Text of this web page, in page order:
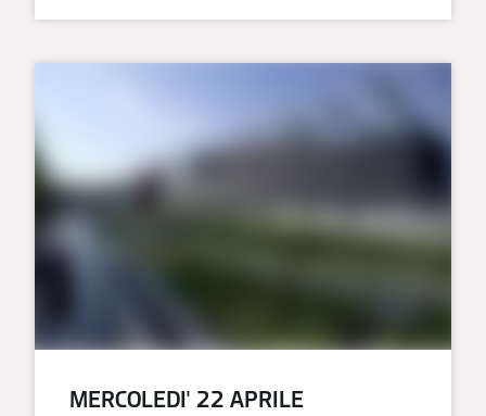
MERCOLEDI' 22 APRILE​